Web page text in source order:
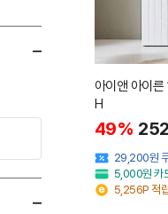
아이앤 아이
H
49%
29,200원
5,000원 카
5,256P 적